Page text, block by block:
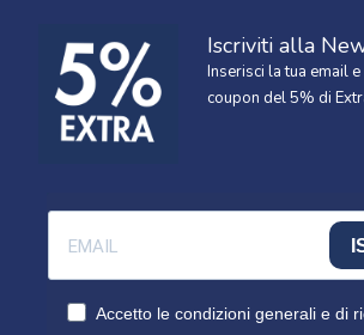
Iscriviti alla
Inserisci la tua email
coupon del 5% di
Accetto le condizioni generali e di